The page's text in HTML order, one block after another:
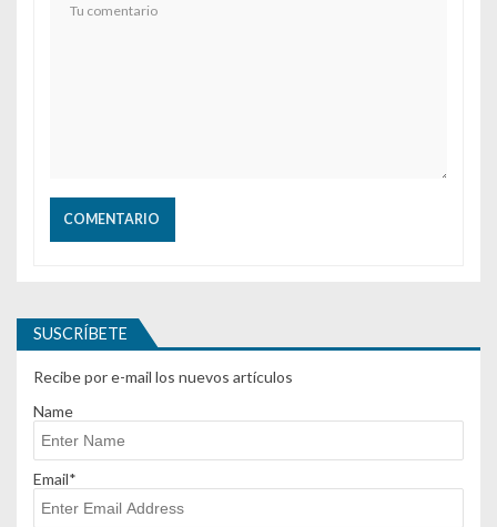
SUSCRÍBETE
Recibe por e-mail los nuevos artículos
Name
Email*